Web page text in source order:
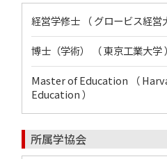
経営学修士 （ グロービス経営
博士（学術） （ 東京工業大学 ）
Master of Education （
Education ）
所属学協会